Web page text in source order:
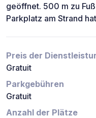
geöffnet. 500 m zu
Parkplatz am Strand
Preis der
Gratuit
Parkgebühren
Gratuit
Anzahl der Plätze